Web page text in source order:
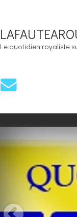
Le quotidien royaliste